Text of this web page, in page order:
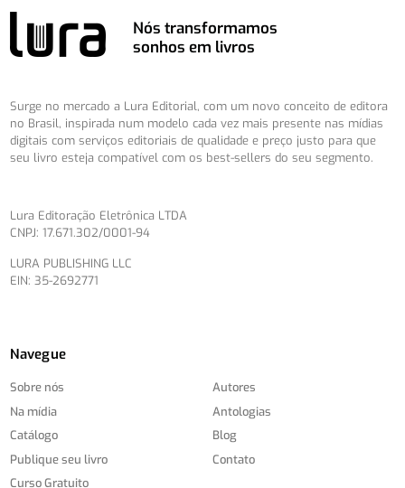
Nós transformamos
sonhos em livros
Surge no mercado a Lura Editorial, com um novo conceito de editora
no Brasil, inspirada num modelo cada vez mais presente nas mídias
digitais com serviços editoriais de qualidade e preço justo para que
seu livro esteja compatível com os best-sellers do seu segmento.
Lura Editoração Eletrônica LTDA
CNPJ: 17.671.302/0001-94
LURA PUBLISHING LLC
EIN: 35-2692771
Navegue
Sobre nós
Na mídia
Catálogo
Publique seu livro
Curso Gratuito
Autores
Antologias
Blog
Contato